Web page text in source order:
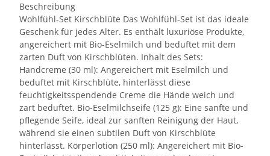
Beschreibung
Wohlfühl-Set Kirschblüte Das Wohlfühl-Set ist das ideale
Geschenk für jedes Alter. Es enthält luxuriöse Produkte,
angereichert mit Bio-Eselmilch und beduftet mit dem
zarten Duft von Kirschblüten. Inhalt des Sets:
Handcreme (30 ml): Angereichert mit Eselmilch und
beduftet mit Kirschblüte, hinterlässt diese
feuchtigkeitsspendende Creme die Hände weich und
zart beduftet. Bio-Eselmilchseife (125 g): Eine sanfte und
pflegende Seife, ideal zur sanften Reinigung der Haut,
während sie einen subtilen Duft von Kirschblüte
hinterlässt. Körperlotion (250 ml): Angereichert mit Bio-